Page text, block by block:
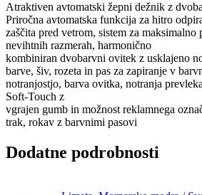
Atraktiven avtomatski žepni dežnik z
Priročna avtomatska funkcija za hitro
zaščita pred vetrom, sistem za
nevihtnih razmerah, harmonično
kombiniran dvobarvni ovitek z usklajeno
barve, šiv, rozeta in pas za zapiranje v
notranjostjo, barva ovitka, notranja
Soft-Touch z
vgrajen gumb in možnost reklamnega
trak, rokav z barvnimi pasovi
Dodatne podrobnosti